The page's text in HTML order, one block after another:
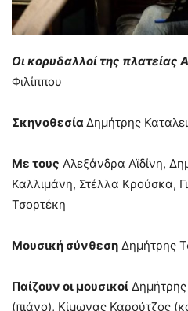
Οι κορυδαλλοί της πλατείας
Φιλίππου
Σκηνοθεσία Δημήτρης
Με τους Αλεξάνδρα Αϊδίνη,
Καλλιμάνη, Στέλλα Κρούσκα,
Τσορτέκη
Μουσική σύνθεση Δημήτρης
Παίζουν οι μουσικοί Δημήτρης
(πιάνο), Κίμωνας Καρούτζος